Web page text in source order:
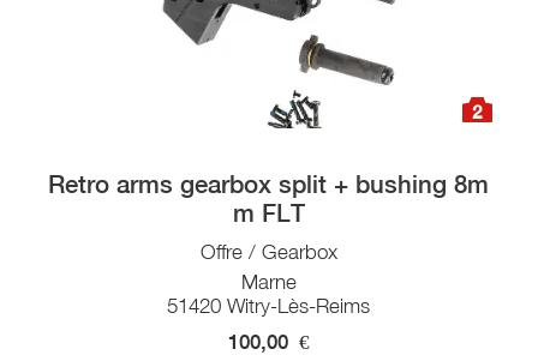
2
Retro arms gearbox split + bushing 8m
m FLT
Offre / Gearbox
Marne
51420 Witry-Lès-Reims
100,00 €